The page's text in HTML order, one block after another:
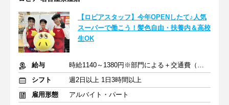
【ロピアスタッフ】今年OPENしたて♪人気
スーパーで働こう！髪色自由・扶養内＆高校
生OK
給与
時給1140～1380円※部門による＋交通費（社内規定による）
シフト
週2日以上 1日3時間以上
雇用形態
アルバイト・パート